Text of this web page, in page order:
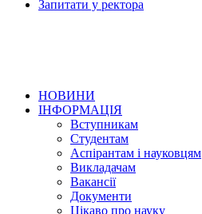
Запитати у ректора
НОВИНИ
ІНФОРМАЦІЯ
Вступникам
Студентам
Аспірантам і науковцям
Викладачам
Вакансії
Документи
Цікаво про науку